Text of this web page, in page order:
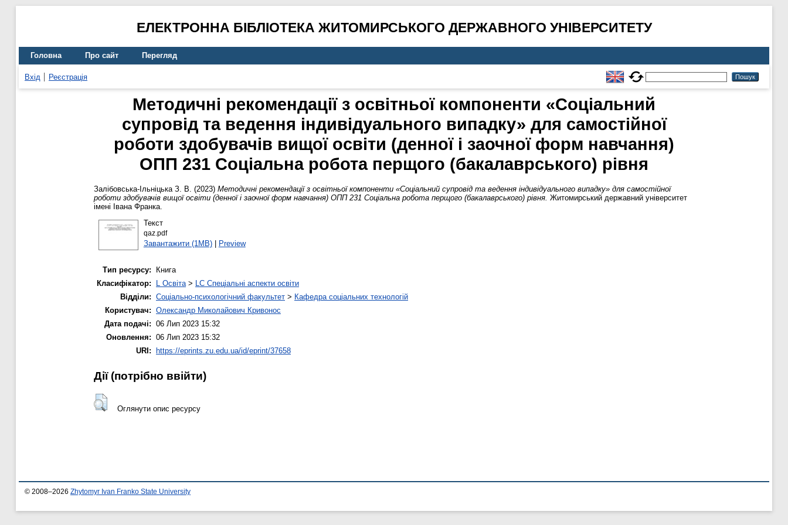
ЕЛЕКТРОННА БІБЛІОТЕКА ЖИТОМИРСЬКОГО ДЕРЖАВНОГО УНІВЕРСИТЕТУ
Головна Про сайт Перегляд
Вхід Реєстрація
Методичні рекомендації з освітньої компоненти «Соціальний
супровід та ведення індивідуального випадку» для самостійної
роботи здобувачів вищої освіти (денної і заочної форм навчання)
ОПП 231 Соціальна робота перщого (бакалаврського) рівня
Залібовська-Ільніцька З. В. (2023) Методичні рекомендації з освітньої компоненти «Соціальний супровід та ведення індивідуального випадку» для самостійної
роботи здобувачів вищої освіти (денної і заочної форм навчання) ОПП 231 Соціальна робота перщого (бакалаврського) рівня. Житомирський державний університет
імені Івана Франка.
Текст
qaz.pdf
Завантажити (1MB)| Preview
Тип ресурсу:
Книга
Класифікатор:
L Освіта> LC Спеціальні аспекти освіти
Відділи: Соціально-психологічний факультет > Кафедра соціальних технологій
Користувач: Олександр Миколайович Кривонос
Дата подачі: 06 Лип 2023 15:32
Оновлення: 06 Лип 2023 15:32
URI:
https://eprints.zu.edu.ua/id/eprint/37658
Дії ​​(потрібно ввійти)
Оглянути опис ресурсу
© 2008–2026 Zhytomyr Ivan Franko State University